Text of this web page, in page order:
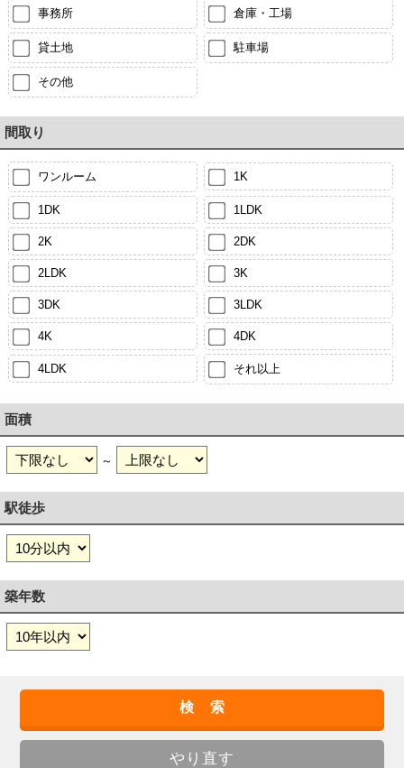
事務所 倉庫・工場
貸土地 駐車場
その他
間取り
ワンルーム 1K
1DK 1LDK
2K 2DK
2LDK 3K
3DK 3LDK
4K 4DK
4LDK それ以上
面積
～
駅徒歩
築年数